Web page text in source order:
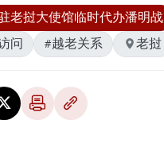
老挝大使馆临时代办潘明战
问
#越老关系 老挝